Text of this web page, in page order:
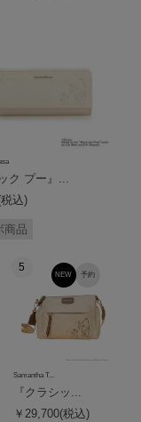
ク プー』...
込)
商品
5
予約
NEW
Samantha T...
『クラシッ...
￥29,700(税込)